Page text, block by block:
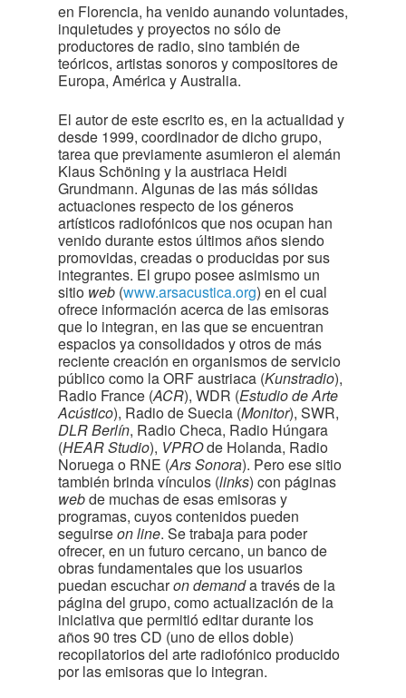
en Florencia, ha venido aunando voluntades,
inquietudes y proyectos no sólo de
productores de radio, sino también de
teóricos, artistas sonoros y compositores de
Europa, América y Australia.
El autor de este escrito es, en la actualidad y
desde 1999, coordinador de dicho grupo,
tarea que previamente asumieron el alemán
Klaus Schöning y la austriaca Heidi
Grundmann. Algunas de las más sólidas
actuaciones respecto de los géneros
artísticos radiofónicos que nos ocupan han
venido durante estos últimos años siendo
promovidas, creadas o producidas por sus
integrantes. El grupo posee asimismo un
sitio web (www.arsacustica.org) en el cual
ofrece información acerca de las emisoras
que lo integran, en las que se encuentran
espacios ya consolidados y otros de más
reciente creación en organismos de servicio
público como la ORF austriaca (Kunstradio),
Radio France (ACR), WDR (Estudio de Arte
Acústico), Radio de Suecia (Monitor), SWR,
DLR Berlín, Radio Checa, Radio Húngara
(HEAR Studio), VPROde Holanda, Radio
Noruega o RNE (Ars Sonora). Pero ese sitio
también brinda vínculos (links) con páginas
webde muchas de esas emisoras y
programas, cuyos contenidos pueden
seguirseon line. Se trabaja para poder
ofrecer, en un futuro cercano, un banco de
obras fundamentales que los usuarios
puedan escucharon demanda través de la
página del grupo, como actualización de la
iniciativa que permitió editar durante los
años 90 tres CD (uno de ellos doble)
recopilatorios del arte radiofónico producido
por las emisoras que lo integran.